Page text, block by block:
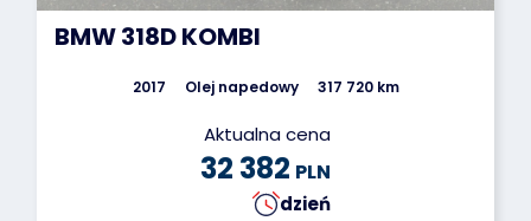
BMW 318D KOMBI
2017 Olej napedowy 317 720 km
Aktualna cena
32 382 PLN
dzień